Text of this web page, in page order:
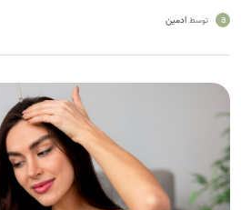
a توسط ادمین